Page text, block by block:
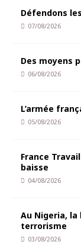
Défendons
07/08/2026
Des moyens
06/08/2026
L’armée
05/08/2026
France
baisse
04/08/2026
Au Nigeria,
terrorisme
03/08/2026